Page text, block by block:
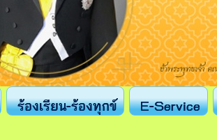
ร้องเรียน-ร้องทุกข์ E-Service